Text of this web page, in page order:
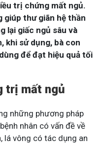
trị chứng mất ngủ.
giúp thư giãn hệ thần
lại giấc ngủ sâu và
khi sử dụng, bà con
để đạt hiệu quả tối
trị mất ngủ
những phương pháp
nhân có vấn đề về
lá vông có tác dụng an